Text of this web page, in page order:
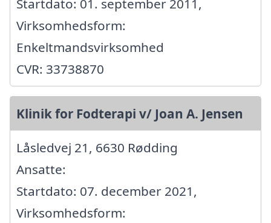
Startdato: 01. september 2011,
Virksomhedsform:
Enkeltmandsvirksomhed
CVR: 33738870
Klinik for Fodterapi v/ Joan A. Jensen
Låsledvej 21, 6630 Rødding
Ansatte:
Startdato: 07. december 2021,
Virksomhedsform: